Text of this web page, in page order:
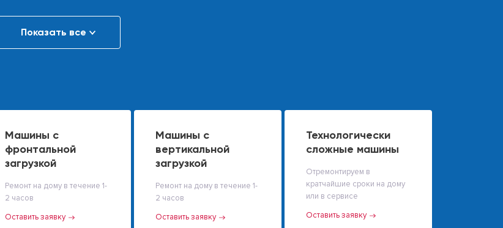
Показать все
Машины с
фронтальной
загрузкой
Ремонт на дому в течение 1-
2 часов
Оставить заявку
Машины с
вертикальной
загрузкой
Ремонт на дому в течение 1-
2 часов
Оставить заявку
Технологически
сложные машины
Отремонтируем в
кратчайшие сроки на дому
или в сервисе
Оставить заявку